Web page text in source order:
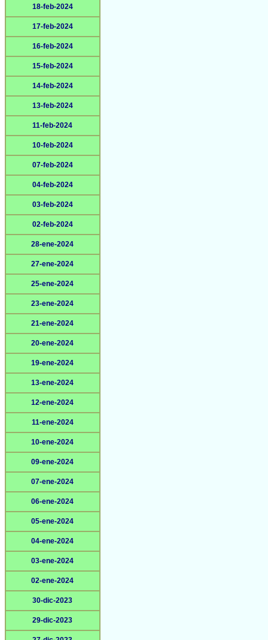
18-feb-2024
17-feb-2024
16-feb-2024
15-feb-2024
14-feb-2024
13-feb-2024
11-feb-2024
10-feb-2024
07-feb-2024
04-feb-2024
03-feb-2024
02-feb-2024
28-ene-2024
27-ene-2024
25-ene-2024
23-ene-2024
21-ene-2024
20-ene-2024
19-ene-2024
13-ene-2024
12-ene-2024
11-ene-2024
10-ene-2024
09-ene-2024
07-ene-2024
06-ene-2024
05-ene-2024
04-ene-2024
03-ene-2024
02-ene-2024
30-dic-2023
29-dic-2023